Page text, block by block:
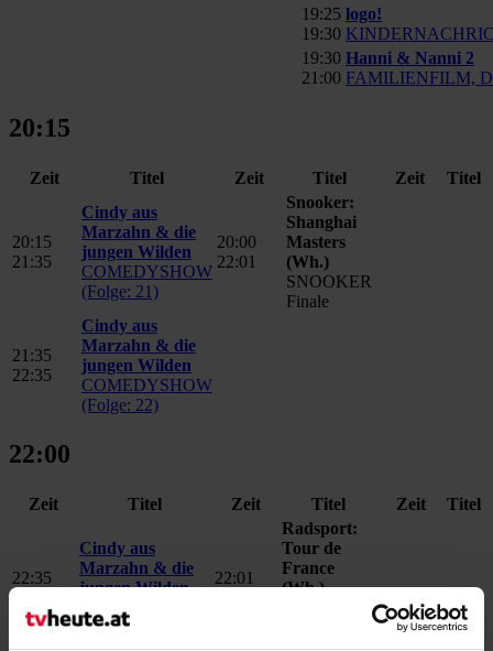
19:25
19:30
logo!
19:30
21:00
Hanni & Nanni 2
FAMILIENFILM, D
20:15
Zeit Titel Zeit Titel Zeit Titel
20:15
21:35
Cindy aus
Marzahn & die
jungen Wilden
COMEDYSHOW
(Folge: 21)
20:00
22:01
Snooker:
Shanghai
Masters
(Wh.)
SNOOKER
Finale
21:35
22:35
Cindy aus
Marzahn & die
jungen Wilden
COMEDYSHOW
(Folge: 22)
22:00
Zeit Titel Zeit Titel Zeit Titel
22:35
Cindy aus
Marzahn & die
jungen Wilden
COMEDYSHOW
(Folge: 23)
22:01
Radsport:
Tour de
France
(Wh.)
RADSPORT